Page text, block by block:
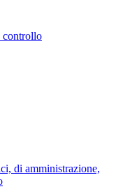
controllo
di amministrazione,